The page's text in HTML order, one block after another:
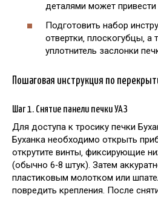
деталями может
Подготовить набор
отвертки‚ плоскогубцы‚
уплотнитель заслонки
Пошаговая инструкция по
Шаг 1. Снятие панели печки УАЗ
Для доступа к тросику печки
Буханка необходимо открыть
открутите винты‚ фиксирующие
(обычно 6‑8 штук). Затем
пластиковым молотком или
повредить крепления. После